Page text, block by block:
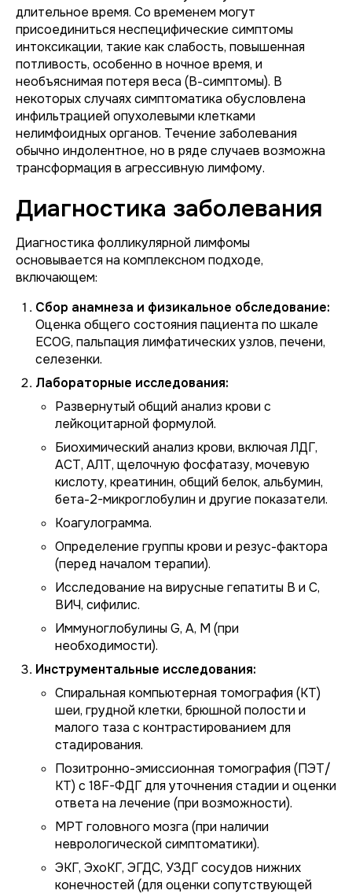
длительное время. Со временем могут
присоединиться неспецифические симптомы
интоксикации, такие как слабость, повышенная
потливость, особенно в ночное время, и
необъяснимая потеря веса (В-симптомы). В
некоторых случаях симптоматика обусловлена
инфильтрацией опухолевыми клетками
нелимфоидных органов. Течение заболевания
обычно индолентное, но в ряде случаев возможна
трансформация в агрессивную лимфому.
Диагностика заболевания
Диагностика фолликулярной лимфомы
основывается на комплексном подходе,
включающем:
Сбор анамнеза и физикальное обследование:
Оценка общего состояния пациента по шкале
ECOG, пальпация лимфатических узлов, печени,
селезенки.
Лабораторные исследования:
Развернутый общий анализ крови с
лейкоцитарной формулой.
Биохимический анализ крови, включая ЛДГ,
АСТ, АЛТ, щелочную фосфатазу, мочевую
кислоту, креатинин, общий белок, альбумин,
бета-2-микроглобулин и другие показатели.
Коагулограмма.
Определение группы крови и резус-фактора
(перед началом терапии).
Исследование на вирусные гепатиты B и C,
ВИЧ, сифилис.
Иммуноглобулины G, A, M (при
необходимости).
Инструментальные исследования:
Спиральная компьютерная томография (КТ)
шеи, грудной клетки, брюшной полости и
малого таза с контрастированием для
стадирования.
Позитронно-эмиссионная томография (ПЭТ/
КТ) с 18F-ФДГ для уточнения стадии и оценки
ответа на лечение (при возможности).
МРТ головного мозга (при наличии
неврологической симптоматики).
ЭКГ, ЭхоКГ, ЭГДС, УЗДГ сосудов нижних
конечностей (для оценки сопутствующей